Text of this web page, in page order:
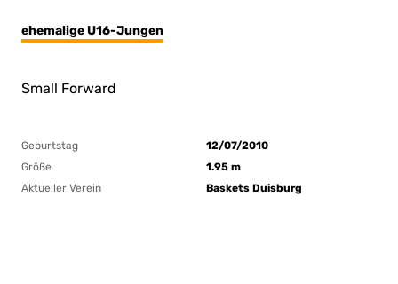
ehemalige U16-Jungen
Small Forward
Geburtstag
12/07/2010
Größe
1.95 m
Aktueller Verein
Baskets Duisburg